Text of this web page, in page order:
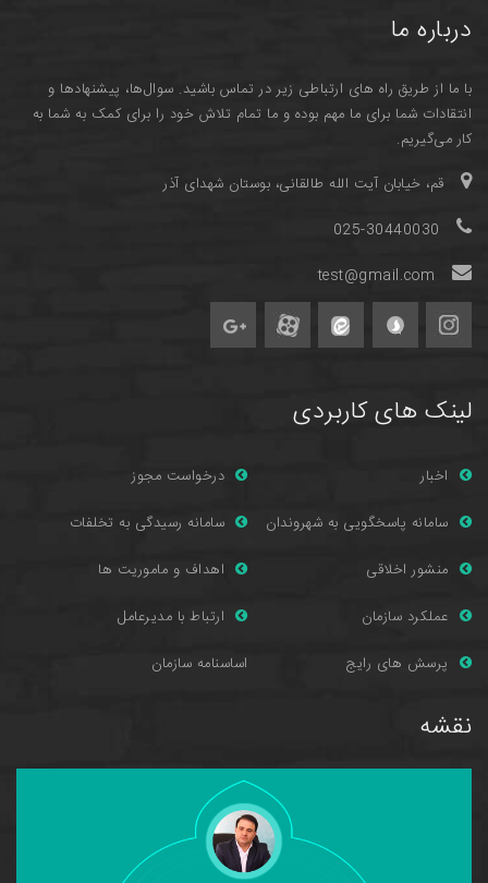
درباره ما
با ما از طریق راه های ارتباطی زیر در تماس باشید. سوال‌ها، پیشنهادها و
انتقادات شما برای ما مهم بوده و ما تمام تلاش خود را برای کمک به شما به
کار می‌گیریم.
قم، خیابان آیت الله طالقانی، بوستان شهدای آذر
025-30440030
test@gmail.com
لینک های کاربردی
اخبار
درخواست مجوز
سامانه پاسخگویی به شهروندان
سامانه رسیدگی به تخلفات
منشور اخلاقی
اهداف و ماموریت ها
عملکرد سازمان
ارتباط با مدیرعامل
پرسش های رایج اساسنامه سازمان
نقشه